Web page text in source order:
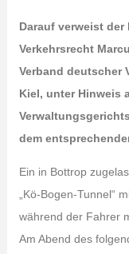
Darauf verweist
Verkehrsrecht
Verband deutscher
Kiel, unter Hinweis
dem
Ein in Bottrop
„Kö-Bogen-Tunnel“
während der Fahrer
Am Abend des